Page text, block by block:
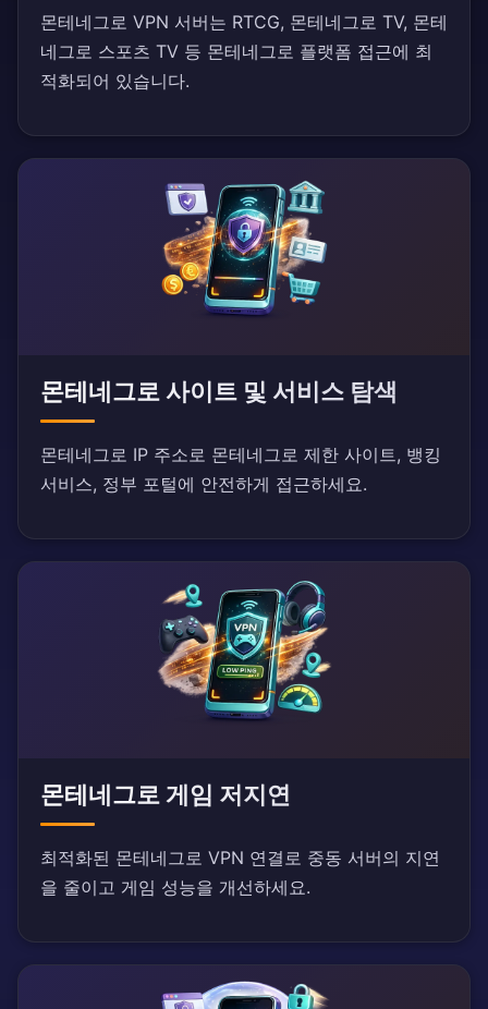
몬테네그로 VPN 서버는 RTCG, 몬테네그로 TV, 몬테
네그로 스포츠 TV 등 몬테네그로 플랫폼 접근에 최
적화되어 있습니다.
몬테네그로 사이트 및 서비스 탐색
몬테네그로 IP 주소로 몬테네그로 제한 사이트, 뱅킹
서비스, 정부 포털에 안전하게 접근하세요.
몬테네그로 게임 저지연
최적화된 몬테네그로 VPN 연결로 중동 서버의 지연
을 줄이고 게임 성능을 개선하세요.